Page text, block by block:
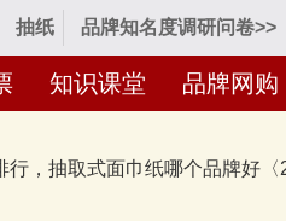
抽纸 品牌知名度调研问卷>>
知识课堂 品牌网购
，抽取式面巾纸哪个品牌好〈